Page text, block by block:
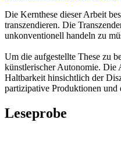
Die Kernthese dieser Arbeit
transzendieren. Die
unkonventionell handeln zu
Um die aufgestellte These zu
künstlerischer Autonomie. Die
Haltbarkeit hinsichtlich der
partizipative Produktionen und
Leseprobe